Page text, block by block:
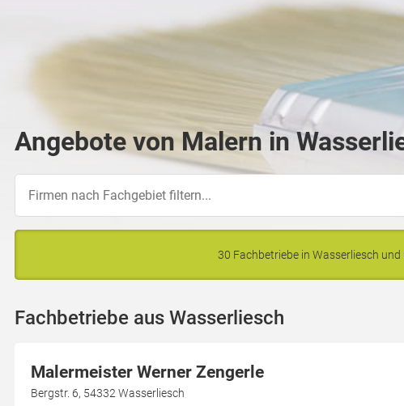
Angebote von Malern in
30 Fachbetriebe in Wasserliesch
Fachbetriebe aus Wasserliesch
Malermeister Werner Zengerle
Bergstr. 6, 54332 Wasserliesch